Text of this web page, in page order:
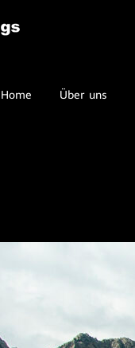
Home Über uns